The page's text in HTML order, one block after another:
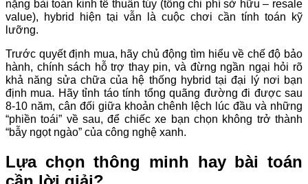
nặng bài toán kinh tế thuần túy (tổng chi phí sở hữu – resale
value), hybrid hiện tại vẫn là cuộc chơi cần tính toán kỹ
lưỡng.
Trước quyết định mua, hãy chủ động tìm hiểu về chế độ bảo
hành, chính sách hỗ trợ thay pin, và đừng ngần ngại hỏi rõ
khả năng sửa chữa của hệ thống hybrid tại đại lý nơi bạn
định mua. Hãy tỉnh táo tính tổng quãng đường đi được sau
8-10 năm, cân đối giữa khoản chênh lệch lúc đầu và những
“phiền toái” về sau, để chiếc xe bạn chọn không trở thành
“bẫy ngọt ngào” của công nghệ xanh.
Lựa chọn thông minh hay bài toán